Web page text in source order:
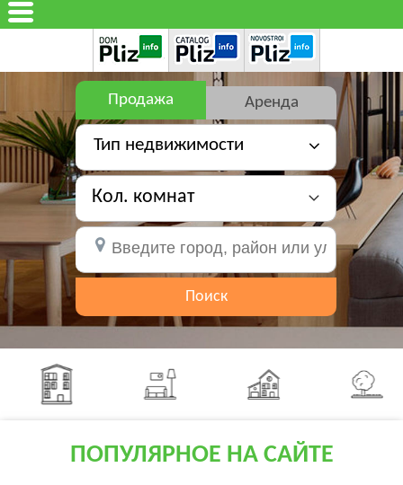
Продажа Аренда
Тип недвижимости
Кол. комнат
Поиск
ПОПУЛЯРНОЕ НА САЙТЕ